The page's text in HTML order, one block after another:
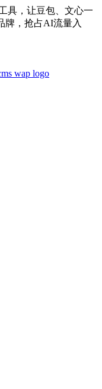
具，让豆包、文心一
牌，抢占AI流量入